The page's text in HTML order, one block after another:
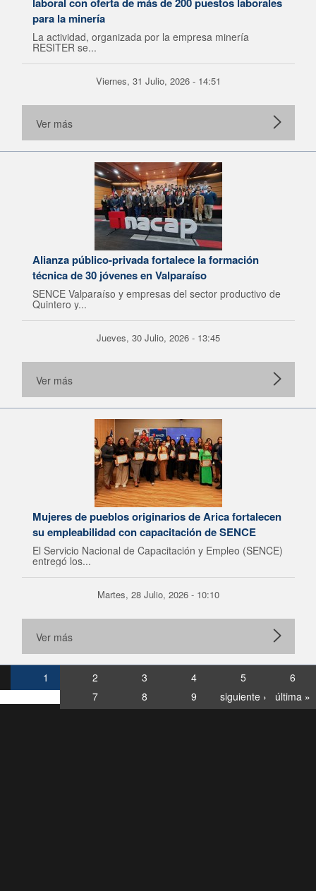
para la minería
La actividad, organizada por la empresa minería
RESITER se...
Viernes, 31 Julio, 2026 - 14:51
Ver más
Alianza público-privada fortalece la formación
técnica de 30 jóvenes en Valparaíso
SENCE Valparaíso y empresas del sector productivo de
Quintero y...
Jueves, 30 Julio, 2026 - 13:45
Ver más
Mujeres de pueblos originarios de Arica fortalecen
su empleabilidad con capacitación de SENCE
El Servicio Nacional de Capacitación y Empleo (SENCE)
entregó los...
Martes, 28 Julio, 2026 - 10:10
Ver más
1 2 3 4 5
6
7
8 9 siguiente › última »